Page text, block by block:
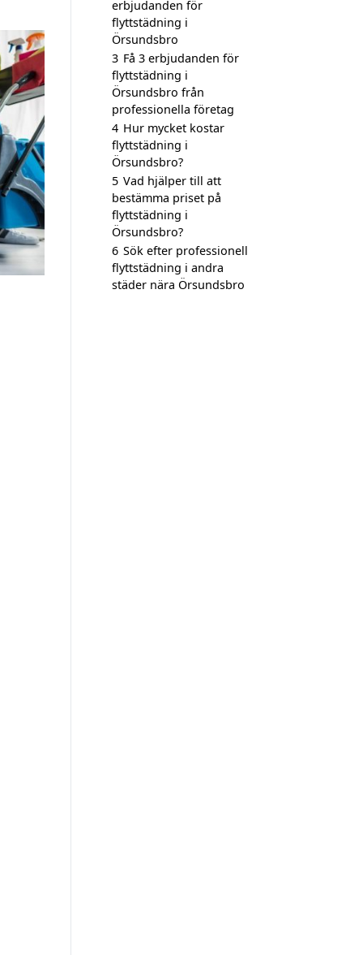
erbjudanden för
flyttstädning i
Örsundsbro
3 Få 3 erbjudanden för
flyttstädning i
Örsundsbro från
professionella företag
4 Hur mycket kostar
flyttstädning i
Örsundsbro?
5 Vad hjälper till att
bestämma priset på
flyttstädning i
Örsundsbro?
6 Sök efter professionell
flyttstädning i andra
städer nära Örsundsbro